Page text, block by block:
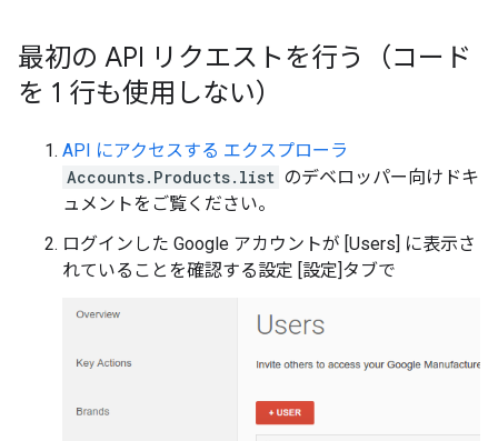
最初の API リクエストを行う（コード
を 1 行も使用しない）
API にアクセスする エクスプローラ
Accounts.Products.list のデベロッパー向けドキ
ュメントをご覧ください。
ログインした Google アカウントが [Users] に表示さ
れていることを確認する設定 [設定]タブで